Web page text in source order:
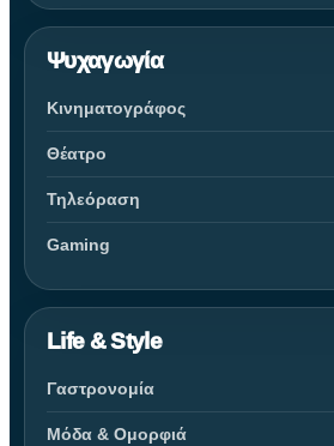
Ψυχαγωγία
Κινηματογράφος
Θέατρο
Τηλεόραση
Gaming
Life & Style
Γαστρονομία
Μόδα & Ομορφιά